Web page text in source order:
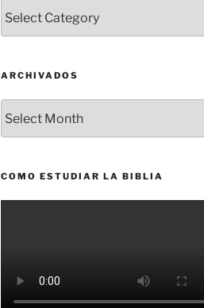
ARCHIVADOS
COMO ESTUDIAR LA BIBLIA